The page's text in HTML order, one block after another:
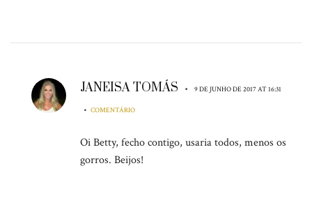
JANEISA TOMÁS • 9 DE JUNHO DE 2017 AT 16:31
• COMENTÁRIO
Oi Betty, fecho contigo, usaria todos, menos os
gorros. Beijos!